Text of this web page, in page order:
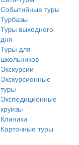
Событийные туры
Турбазы
Туры выходного
дня
Туры для
школьников
Экскурсии
Экскурсионные
туры
Экспедиционные
круизы
Клиники
Карточные туры